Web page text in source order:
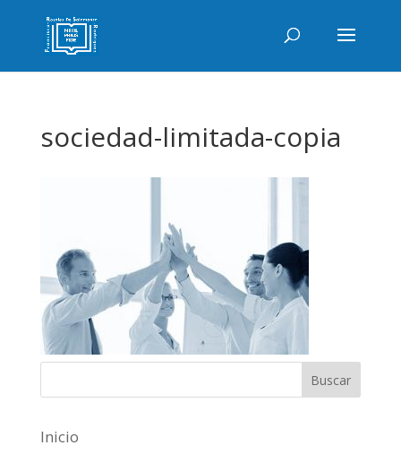
sociedad-limitada-copia
Inicio